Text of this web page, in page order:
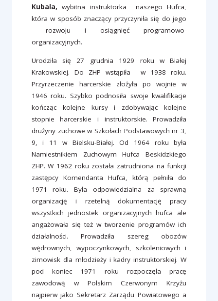
Kubala, wybitna instruktorka naszego Hufca,
która w sposób znaczący przyczyniła się do jego
rozwoju i osiągnięć programowo-
organizacyjnych.
Urodziła się 27 grudnia 1929 roku w Białej
Krakowskiej. Do ZHP wstąpiła w 1938 roku.
Przyrzeczenie harcerskie złożyła po wojnie w
1946 roku. Szybko podnosiła swoje kwalifikacje
kończąc kolejne kursy i zdobywając kolejne
stopnie harcerskie i instruktorskie. Prowadziła
drużyny zuchowe w Szkołach Podstawowych nr 3,
9, i 11 w Bielsku-Białej. Od 1964 roku była
Namiestnikiem Zuchowym Hufca Beskidzkiego
ZHP. W 1962 roku została zatrudniona na funkcji
zastępcy Komendanta Hufca, którą pełniła do
1971 roku. Była odpowiedzialna za sprawną
organizację i rzetelną dokumentację pracy
wszystkich jednostek organizacyjnych hufca ale
angażowała się też w tworzenie programów ich
działalności. Prowadziła szereg obozów
wędrownych, wypoczynkowych, szkoleniowych i
zimowisk dla młodzieży i kadry instruktorskiej. W
pod koniec 1971 roku rozpoczęła pracę
zawodową w Polskim Czerwonym Krzyżu
najpierw jako Sekretarz Zarządu Powiatowego a